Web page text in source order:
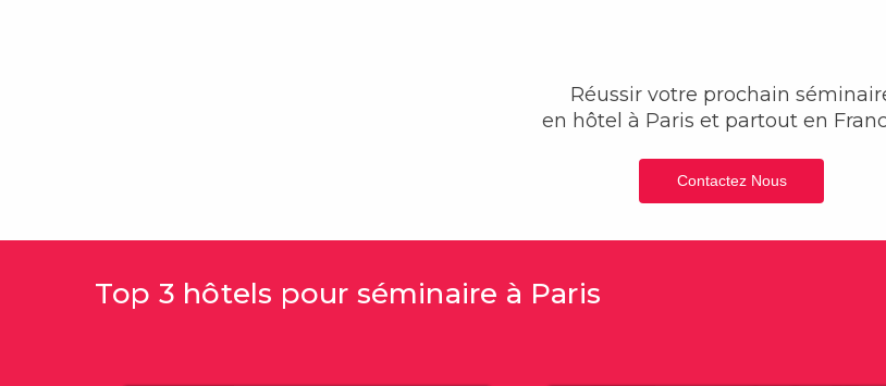
Réussir votre prochain
en hôtel à Paris et partout en
Contactez Nous
Top 3 hôtels pour séminaire à Paris